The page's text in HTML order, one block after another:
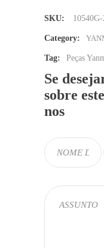
SKU:
Category:
Tag: Peças
Se
sobre
nos